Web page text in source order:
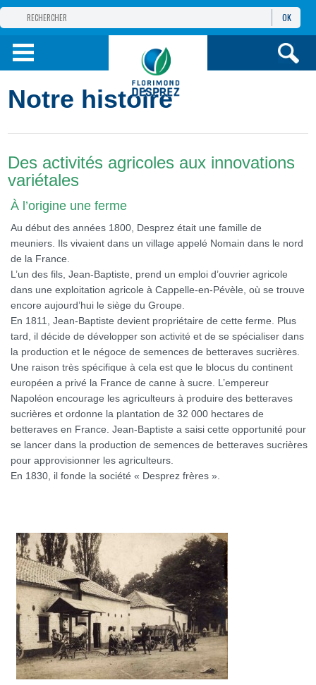
GROUPE
PRODUITS
OK
Notre histoire
Des activités agricoles aux innovations
variétales
À l’origine une ferme
Au début des années 1800, Desprez était une famille de
meuniers. Ils vivaient dans un village appelé Nomain dans le nord
de la France.
L’un des fils, Jean-Baptiste, prend un emploi d’ouvrier agricole
dans une exploitation agricole à Cappelle-en-Pévèle, où se trouve
encore aujourd’hui le siège du Groupe.
En 1811, Jean-Baptiste devient propriétaire de cette ferme. Plus
tard, il décide de développer son activité et de se spécialiser dans
la production et le négoce de semences de betteraves sucrières.
Une raison très spécifique à cela est que le blocus du continent
européen a privé la France de canne à sucre. L’empereur
Napoléon encourage les agriculteurs à produire des betteraves
sucrières et ordonne la plantation de 32 000 hectares de
betteraves en France. Jean-Baptiste a saisi cette opportunité pour
se lancer dans la production de semences de betteraves sucrières
pour approvisionner les agriculteurs.
En 1830, il fonde la société « Desprez frères ».